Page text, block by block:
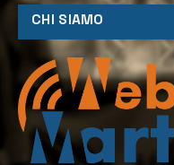
CHI SIAMO